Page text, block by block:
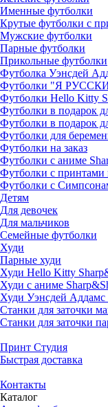
Именные футболки
Крутые футболки с
Мужские футболки
Парные футболки
Прикольные футболки
Футболка Уэнсдей
Футболки "Я
Футболки Hello Kitty
Футболки в подарок
Футболки в подарок
Футболки для
Футболки на заказ
Футболки с аниме
Футболки с принтами
Футболки с
Детям
Для девочек
Для мальчиков
Семейные футболки
Худи
Парные худи
Худи Hello Kitty
Худи с аниме
Худи Уэнсдей Аддамс
Станки для заточки
Станки для заточки
Принт Студия
Быстрая доставка
Контакты
Каталог